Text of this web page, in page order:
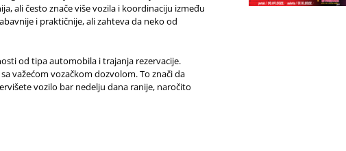
ali često znače više vozila i koordinaciju između
i praktičnije, ali zahteva da neko od
od tipa automobila i trajanja rezervacije.
važećom vozačkom dozvolom. To znači da
vozilo bar nedelju dana ranije, naročito